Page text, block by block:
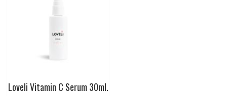
Loveli Vitamin C Serum 30ml.